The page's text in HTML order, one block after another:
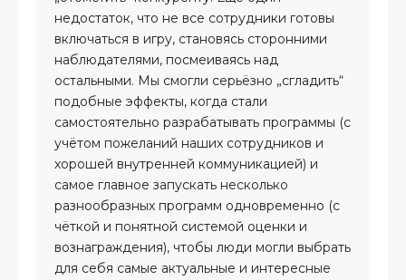
недостаток, что не все сотрудники готовы
включаться в игру, становясь сторонними
наблюдателями, посмеиваясь над
остальными. Мы смогли серьёзно „сгладить“
подобные эффекты, когда стали
самостоятельно разрабатывать программы (с
учётом пожеланий наших сотрудников и
хорошей внутренней коммуникацией) и
самое главное запускать несколько
разнообразных программ одновременно (с
чёткой и понятной системой оценки и
вознаграждения), чтобы люди могли выбрать
для себя самые актуальные и интересные